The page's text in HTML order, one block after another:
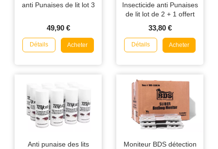
anti Punaises de lit lot 3
49,90 €
Détails Acheter
Insecticide anti Punaises
de lit lot de 2 + 1 offert
33,80 €
Détails Acheter
Anti punaise des lits
Moniteur BDS détection